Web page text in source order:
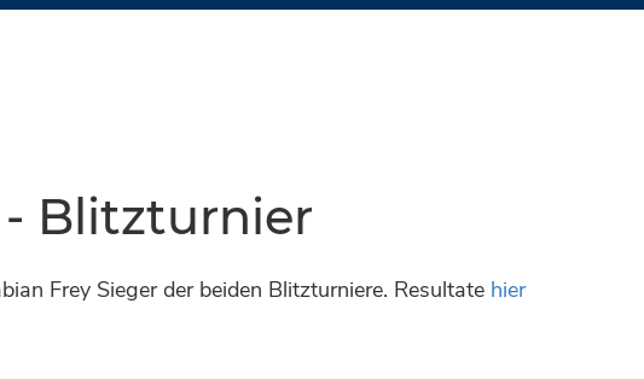
- Blitzturnier
Frey Sieger der beiden Blitzturniere. Resultate hier